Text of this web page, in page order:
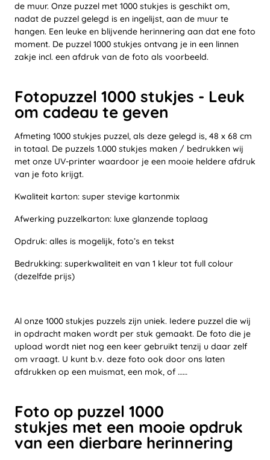
de muur. Onze puzzel met 1000 stukjes is geschikt om,
nadat de puzzel gelegd is en ingelijst, aan de muur te
hangen. Een leuke en blijvende herinnering aan dat ene foto
moment. De puzzel 1000 stukjes ontvang je in een linnen
zakje incl. een afdruk van de foto als voorbeeld.
Fotopuzzel 1000 stukjes - Leuk
om cadeau te geven
Afmeting 1000 stukjes puzzel, als deze gelegd is, 48 x 68 cm
in totaal. De puzzels 1.000 stukjes maken / bedrukken wij
met onze UV-printer waardoor je een mooie heldere afdruk
van je foto krijgt.
Kwaliteit karton: super stevige kartonmix
Afwerking puzzelkarton: luxe glanzende toplaag
Opdruk: alles is mogelijk, foto’s en tekst
Bedrukking: superkwaliteit en van 1 kleur tot full colour
(dezelfde prijs)
Al onze 1000 stukjes puzzels zijn uniek. Iedere puzzel die wij
in opdracht maken wordt per stuk gemaakt. De foto die je
upload wordt niet nog een keer gebruikt tenzij u daar zelf
om vraagt. U kunt b.v. deze foto ook door ons laten
afdrukken op een muismat, een mok, of ……
Foto op puzzel 1000
stukjes met een mooie opdruk
van een dierbare herinnering